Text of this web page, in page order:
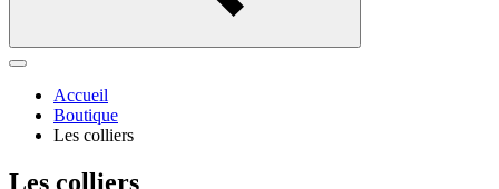
Accueil
Boutique
Les colliers
Les colliers